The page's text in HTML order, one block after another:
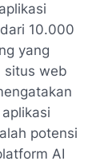
10.000
yang
situs web
potensi
AI